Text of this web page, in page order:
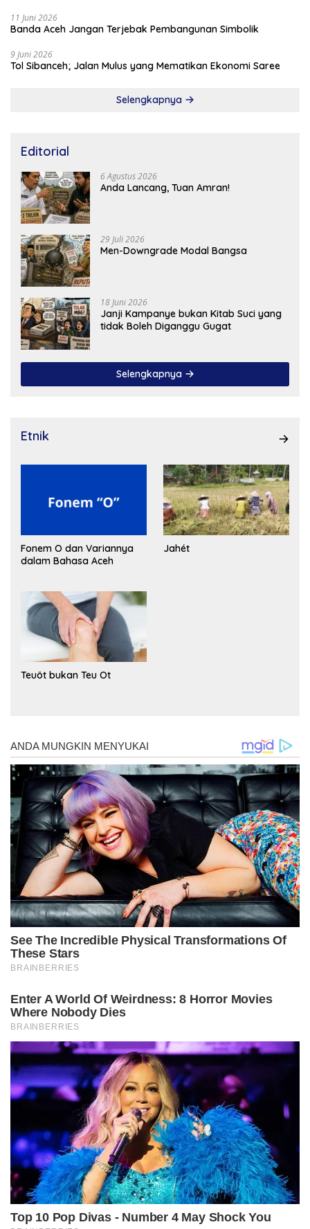
11 Juni 2026
Banda Aceh Jangan Terjebak Pembangunan Simbolik
9 Juni 2026
Tol Sibanceh; Jalan Mulus yang Mematikan Ekonomi Saree
Selengkapnya
Editorial
6 Agustus 2026
Anda Lancang, Tuan Amran!
29 Juli 2026
Men-Downgrade Modal Bangsa
18 Juni 2026
Janji Kampanye bukan Kitab Suci yang
tidak Boleh Diganggu Gugat
Selengkapnya
Etnik
Fonem O dan Variannya
dalam Bahasa Aceh
Jahét
Teuöt bukan Teu Ot